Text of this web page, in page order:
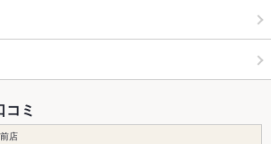
ミ
店